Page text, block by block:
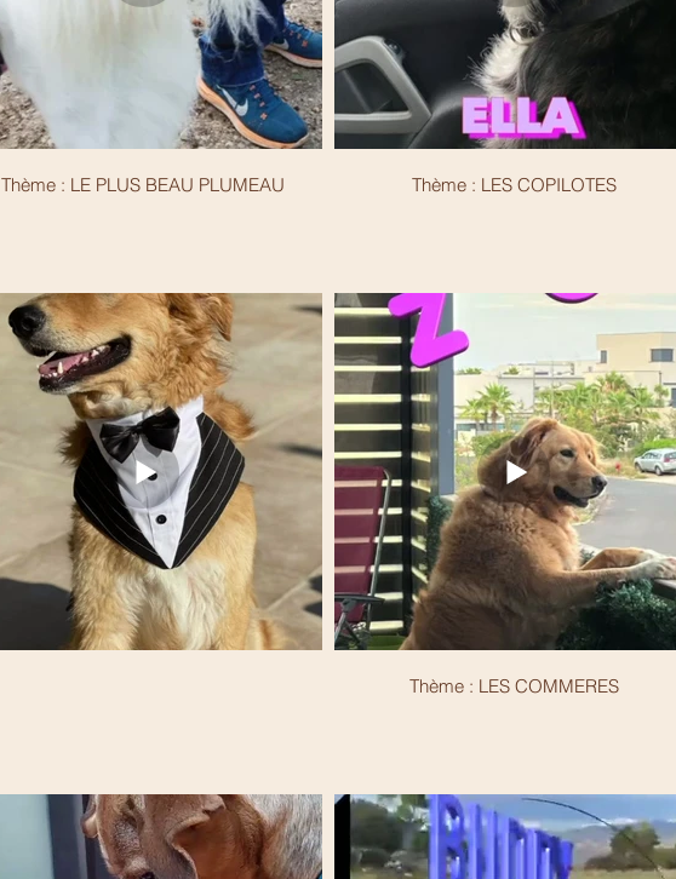
Thème : LE PLUS BEAU PLUMEAU Thème : LES COPILOTES
Thème : LES COMMERES